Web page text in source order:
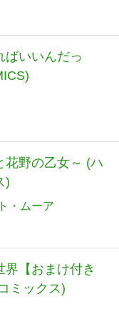
ばいいんだっ
花野の乙女～ (ハ
)
・ムーア
【おまけ付き
ミックス)